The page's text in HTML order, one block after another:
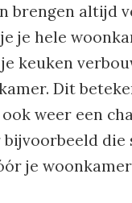
brengen altijd
je hele
keuken
Dit
weer een
je